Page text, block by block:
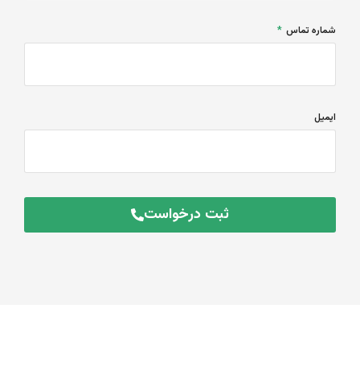
شماره تماس
ایمیل
ثبت درخواست